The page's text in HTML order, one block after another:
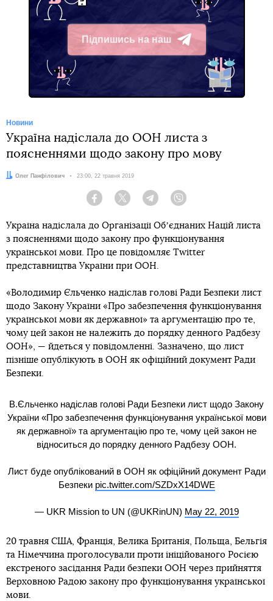
Підпишись на наш
Telegram
Новини
Україна надіслала до ООН листа з
поясненнями щодо закону про мову
Автор:
Олег Панфілович Дата:
23:00, 22 травня 2019
Facebook Twitter Telegram
Україна надіслала до Організації Обʼєднаних Націй листа
з поясненнями щодо закону про функціонування
української мови. Про це повідомляє Twitter
представництва України при ООН.
«Володимир Єльченко надіслав голові Ради Безпеки лист
щодо Закону України «Про забезпечення функціонування
української мови як державної» та аргументацію про те,
чому цей закон не належить до порядку денного Радбезу
ООН», — йдеться у повідомленні. Зазначено, що лист
пізніше опублікують в ООН як офіційний документ Ради
Безпеки.
В.Єльченко надіслав голові Ради Безпеки лист щодо Закону
України «Про забезпечення функціонування української мови
як державної» та аргументацію про те, чому цей закон не
відноситься до порядку денного Радбезу ООН.
Лист буде опублікований в ООН як офіційний документ Ради
Безпеки pic.twitter.com/SZDxX14DWE
— UKR Mission to UN (@UKRinUN) May 22, 2019
20 травня США, Франція, Велика Британія, Польща, Бельгія
та Німеччина проголосували проти ініційованого Росією
екстреного засідання Ради безпеки ООН через прийняття
Верховною Радою закону про функціонування української
мови.